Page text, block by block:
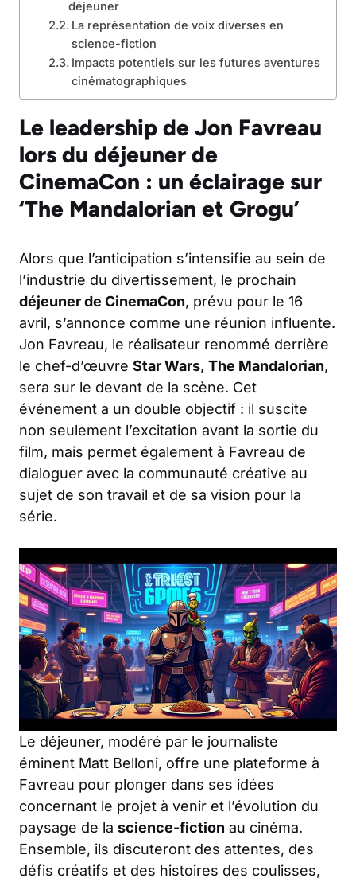
déjeuner
La représentation de voix diverses en
science-fiction
Impacts potentiels sur les futures aventures
cinématographiques
Le leadership de Jon Favreau
lors du déjeuner de
CinemaCon : un éclairage sur
‘The Mandalorian et Grogu’
Alors que l’anticipation s’intensifie au sein de
l’industrie du divertissement, le prochain
déjeuner de CinemaCon, prévu pour le 16
avril, s’annonce comme une réunion influente.
Jon Favreau, le réalisateur renommé derrière
le chef-d’œuvre Star Wars, The Mandalorian,
sera sur le devant de la scène. Cet
événement a un double objectif : il suscite
non seulement l’excitation avant la sortie du
film, mais permet également à Favreau de
dialoguer avec la communauté créative au
sujet de son travail et de sa vision pour la
série.
Le déjeuner, modéré par le journaliste
éminent Matt Belloni, offre une plateforme à
Favreau pour plonger dans ses idées
concernant le projet à venir et l’évolution du
paysage de la science-fiction au cinéma.
Ensemble, ils discuteront des attentes, des
défis créatifs et des histoires des coulisses,